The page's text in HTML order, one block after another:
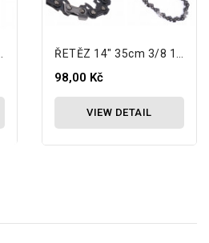
98,00 Kč
VIEW DETAIL